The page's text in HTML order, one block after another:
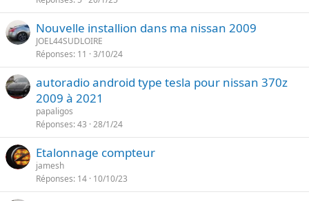
Nouvelle installion dans ma nissan 2009
JOEL44SUDLOIRE
Réponses 11 3/10/24
autoradio android type tesla pour nissan 370z
2009 à 2021
papaligos
Réponses 43 28/1/24
Etalonnage compteur
jamesh
Réponses 14 10/10/23